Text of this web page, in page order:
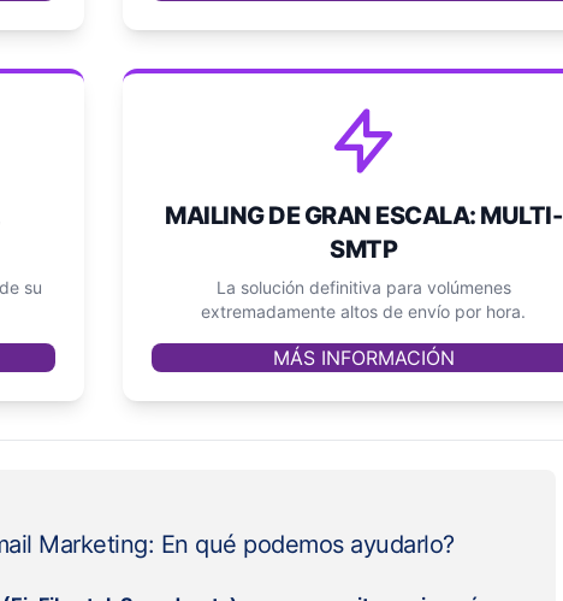
su
MAILING DE GRAN ESCALA: MULTI-
SMTP
La solución definitiva para volúmenes
extremadamente altos de envío por hora.
MÁS INFORMACIÓN
Marketing: En qué podemos ayudarlo?